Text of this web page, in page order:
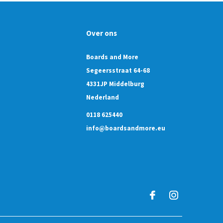
Over ons
Boards and More
Segeersstraat 64-68
4331JP Middelburg
Nederland
0118 625440
info@boardsandmore.eu